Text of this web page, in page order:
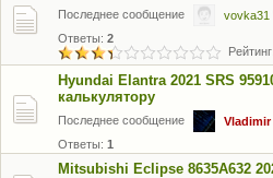
Последнее сообщение vovka31
Ответы: 2
Hyundai Elantra 2021 SRS
калькулятору
Последнее сообщение Vladimir
Ответы: 1
Mitsubishi Eclipse 8635A632